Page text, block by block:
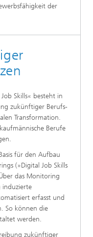
der
Skills« besteht in
zukünftiger Berufs-
Transformation.
Berufe
für den Aufbau
(»Digital Job Skills
das Monitoring
induzierte
erfasst und
So können die
werden.
zukünftiger